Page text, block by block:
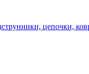
цепочки,